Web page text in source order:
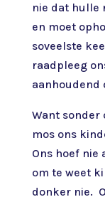
nie dat hulle
en moet
soveelste
raadpleeg
aanhoudend
Want sonder
mos ons
Ons hoef
om te weet
donker nie.